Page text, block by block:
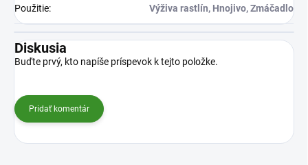
Použitie: Výživa rastlín, Hnojivo, Zmáčadlo
Diskusia
Buďte prvý, kto napíše príspevok k tejto položke.
Pridať komentár